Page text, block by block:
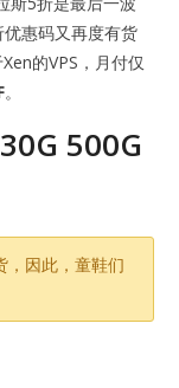
惠码又再度有货
的VPS，月付仅
。
500G
，因此，童鞋们